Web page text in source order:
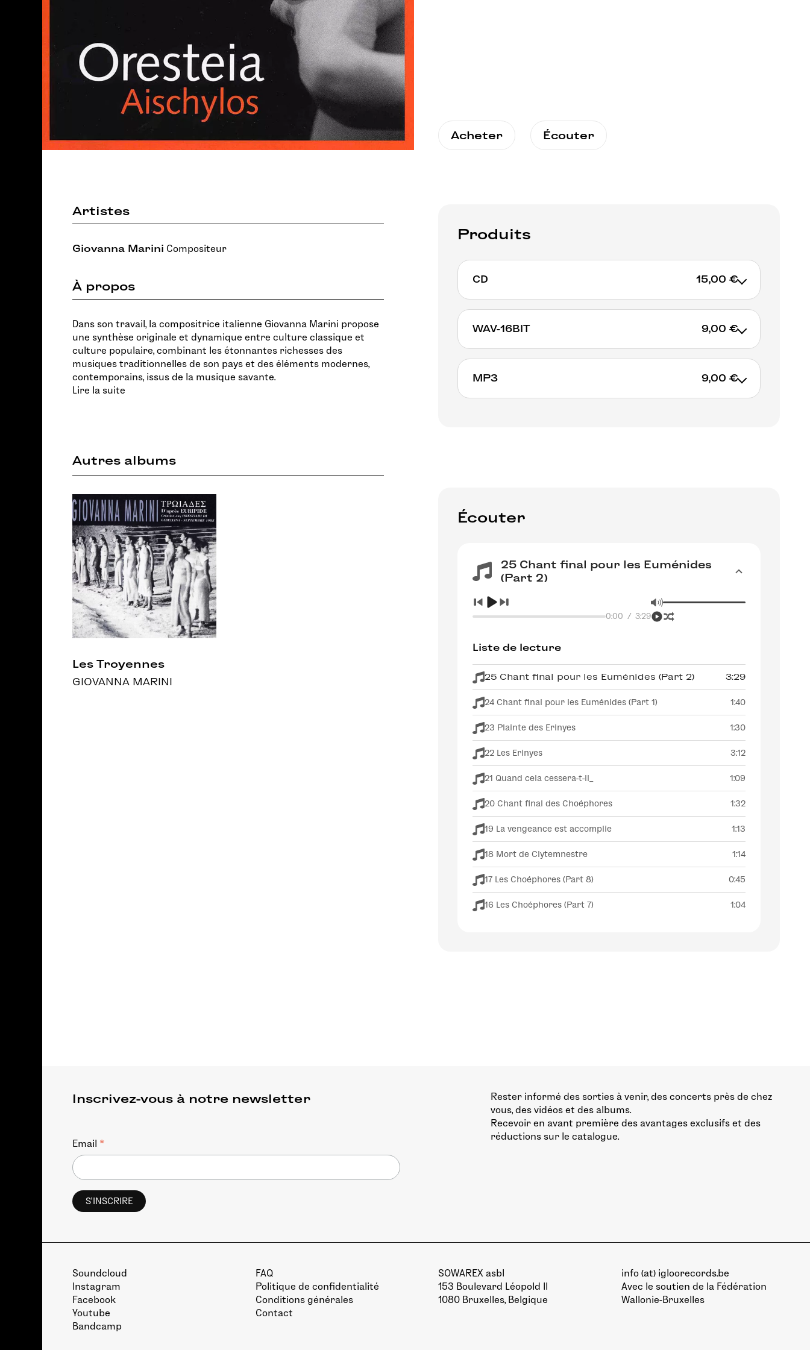
Acheter Écouter
Artistes
Giovanna Marini Compositeur
À propos
Dans son travail, la compositrice italienne Giovanna Marini propose
une synthèse originale et dynamique entre culture classique et
culture populaire, combinant les étonnantes richesses des
musiques traditionnelles de son pays et des éléments modernes,
contemporains, issus de la musique savante.
Lire la suite
Autres albums
Les Troyennes
GIOVANNA MARINI
Produits
CD 15,00 €
WAV-16BIT 9,00 €
MP3 9,00 €
Écouter
25 Chant final pour les Euménides
(Part 2)
0:00 / 3:29
Liste de lecture
25 Chant final pour les Euménides (Part 2) 3:29
24 Chant final pour les Euménides (Part 1) 1:40
23 Plainte des Erinyes 1:30
22 Les Erinyes 3:12
21 Quand cela cessera-t-il_ 1:09
20 Chant final des Choéphores 1:32
19 La vengeance est accomplie 1:13
18 Mort de Clytemnestre 1:14
17 Les Choéphores (Part 8) 0:45
16 Les Choéphores (Part 7) 1:04
Rester informé des sorties à venir, des concerts près de chez
vous, des vidéos et des albums.
Recevoir en avant première des avantages exclusifs et des
réductions sur le catalogue.
Inscrivez-vous à notre newsletter
Email *
Soundcloud
Instagram
Facebook
Youtube
Bandcamp
FAQ
Politique de confidentialité
Conditions générales
Contact
SOWAREX asbl
153 Boulevard Léopold II
1080 Bruxelles, Belgique
info (at) igloorecords.be
Avec le soutien de la Fédération
Wallonie-Bruxelles